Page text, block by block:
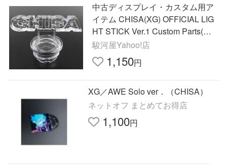
中古ディスプレイ・カスタム用ア
イテム CHISA(XG) OFFICIAL LIG
HT STICK Ver.1 Custom Parts(ラ
イ
駿河屋Yahoo!店
1,150円
XG／AWE Solo ver．（CHISA）
ネットオフ まとめてお得店
1,100円